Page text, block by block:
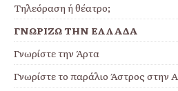
Τηλεόραση ή θέατρο;
ΓΝΩΡΙΖΩ ΤΗΝ ΕΛΛΑΔΑ
Γνωρίστε την Άρτα
Γνωρίστε το παράλιο Άστρος στην